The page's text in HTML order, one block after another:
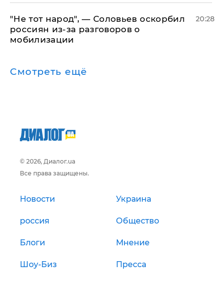
​"Не тот народ", — Соловьев оскорбил
россиян из-за разговоров о
мобилизации
20:28
Смотреть ещё
© 2026, Диалог.ua
Все права защищены.
Новости Украина
россия Общество
Блоги Мнение
Шоу-Биз Пресса